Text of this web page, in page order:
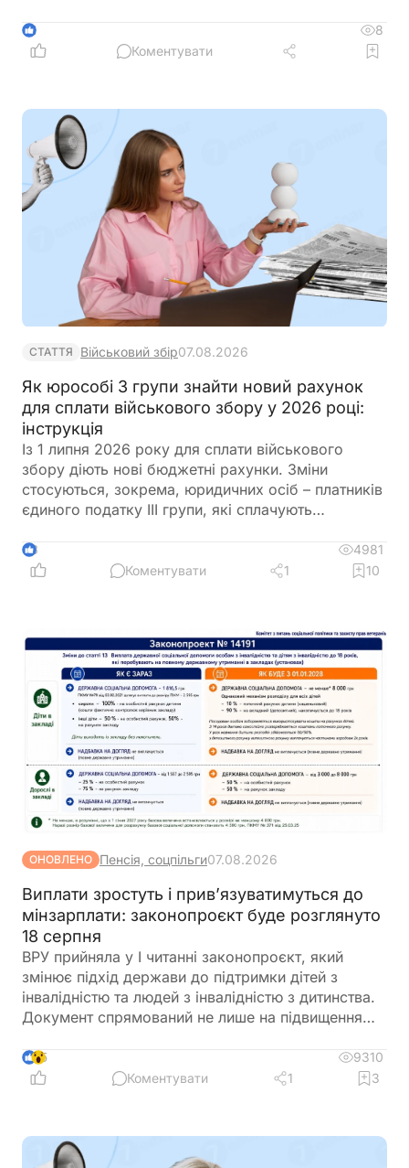
передбачено трудовим або колективним
договором. Розбираємося, коли роботодавець
1
8
Коментувати
СТАТТЯ Військовий збір07.08.2026
Як юрособі 3 групи знайти новий рахунок
для сплати військового збору у 2026 році:
інструкція
Із 1 липня 2026 року для сплати військового
збору діють нові бюджетні рахунки. Зміни
стосуються, зокрема, юридичних осіб – платників
єдиного податку ІІІ групи, які сплачують
статті розповідаємо, чому запроваджено нові
рахунки, наводимо перелік кодів класифікації
покроково показуємо, як знайти актуальний
рахунок для сплати військового збору на
вебпорталі ДПС. Крім того, нагадаємо строки
сплати та звернемо увагу на важливі нюанси, щоб
уникнути помилок під час перерахування коштів
3
4981
Коментувати
1 10
ОНОВЛЕНО Пенсія, соцпільги07.08.2026
Виплати зростуть і прив’язуватимуться до
мінзарплати: законопроєкт буде розглянуто
18 серпня
ВРУ прийняла у І читанні законопроєкт, який
змінює підхід держави до підтримки дітей з
інвалідністю та людей з інвалідністю з дитинства.
Документ спрямований не лише на підвищення
допомоги родинам – із цифровими сервісами,
послугами підтримки та можливістю гідного життя
законопроєкту з пропозиціями і поправками
народних депутатів України та рекомендував ВРУ
5
9310
Коментувати
1 3